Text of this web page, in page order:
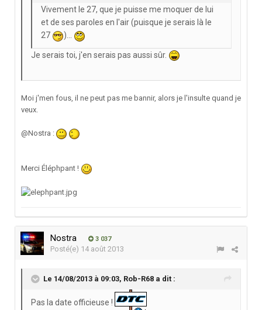
Vivement le 27, que je puisse me moquer de lui
et de ses paroles en l'air (puisque je serais là le
27
)...
Je serais toi, j'en serais pas aussi sûr.
Moi j'men fous, il ne peut pas me bannir, alors je l'insulte quand je
veux.
@Nostra :
Merci Éléphpant !
Nostra 3 037
Posté(e) 14 août 2013
Le 14/08/2013 à 09:03, Rob-R68 a dit :
Pas la date officieuse !